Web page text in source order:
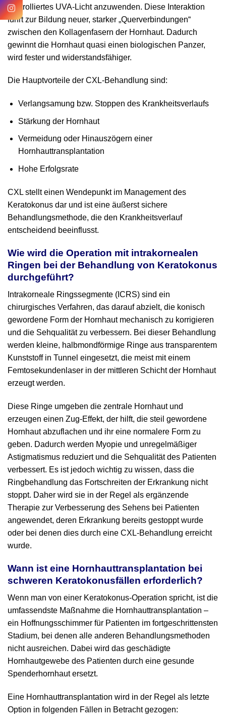
kontrolliertes UVA-Licht anzuwenden. Diese Interaktion
führt zur Bildung neuer, starker „Querverbindungen“
zwischen den Kollagenfasern der Hornhaut. Dadurch
gewinnt die Hornhaut quasi einen biologischen Panzer,
wird fester und widerstandsfähiger.
Die Hauptvorteile der CXL-Behandlung sind:
Verlangsamung bzw. Stoppen des Krankheitsverlaufs
Stärkung der Hornhaut
Vermeidung oder Hinauszögern einer
Hornhauttransplantation
Hohe Erfolgsrate
CXL stellt einen Wendepunkt im Management des
Keratokonus dar und ist eine äußerst sichere
Behandlungsmethode, die den Krankheitsverlauf
entscheidend beeinflusst.
Wie wird die Operation mit intrakornealen
Ringen bei der Behandlung von Keratokonus
durchgeführt?
Intrakorneale Ringssegmente (ICRS) sind ein
chirurgisches Verfahren, das darauf abzielt, die konisch
gewordene Form der Hornhaut mechanisch zu korrigieren
und die Sehqualität zu verbessern. Bei dieser Behandlung
werden kleine, halbmondförmige Ringe aus transparentem
Kunststoff in Tunnel eingesetzt, die meist mit einem
Femtosekundenlaser in der mittleren Schicht der Hornhaut
erzeugt werden.
Diese Ringe umgeben die zentrale Hornhaut und
erzeugen einen Zug-Effekt, der hilft, die steil gewordene
Hornhaut abzuflachen und ihr eine normalere Form zu
geben. Dadurch werden Myopie und unregelmäßiger
Astigmatismus reduziert und die Sehqualität des Patienten
verbessert. Es ist jedoch wichtig zu wissen, dass die
Ringbehandlung das Fortschreiten der Erkrankung nicht
stoppt. Daher wird sie in der Regel als ergänzende
Therapie zur Verbesserung des Sehens bei Patienten
angewendet, deren Erkrankung bereits gestoppt wurde
oder bei denen dies durch eine CXL-Behandlung erreicht
wurde.
Wann ist eine Hornhauttransplantation bei
schweren Keratokonusfällen erforderlich?
Wenn man von einer Keratokonus-Operation spricht, ist die
umfassendste Maßnahme die Hornhauttransplantation –
ein Hoffnungsschimmer für Patienten im fortgeschrittensten
Stadium, bei denen alle anderen Behandlungsmethoden
nicht ausreichen. Dabei wird das geschädigte
Hornhautgewebe des Patienten durch eine gesunde
Spenderhornhaut ersetzt.
Eine Hornhauttransplantation wird in der Regel als letzte
Option in folgenden Fällen in Betracht gezogen: